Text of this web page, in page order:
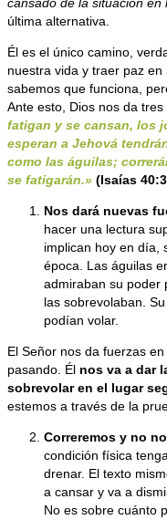
última alternativa.
Él es el único camino,
nuestra vida y traer paz
sabemos que funciona,
Ante esto, Dios nos da tres
fatigan y se cansan, los
esperan a Jehová
como las águilas;
se fatigarán.» (Isaías
Nos dará nuevas
hacer una lectura
implican hoy en día,
época. Las águilas
admiraban su poder
las sobrevolaban.
podían volar.
El Señor nos da fuerzas
pasando. Él nos va a dar
sobrevolar en el lugar
estemos a través de la
Correremos y no
condición física
drenar. El texto
a cansar y va a
No es sobre cuánto